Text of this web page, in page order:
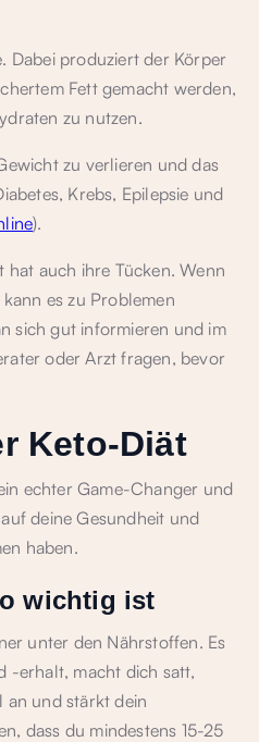
Dabei produziert der Körper
Fett gemacht werden,
zu nutzen.
zu verlieren und das
Krebs, Epilepsie und
).
hat auch ihre Tücken. Wenn
es zu Problemen
sich gut informieren und im
oder Arzt fragen, bevor
Keto-Diät
echter Game-Changer und
deine Gesundheit und
haben.
wichtig ist
unter den Nährstoffen. Es
-erhalt, macht dich satt,
an und stärkt dein
dass du mindestens 15-25